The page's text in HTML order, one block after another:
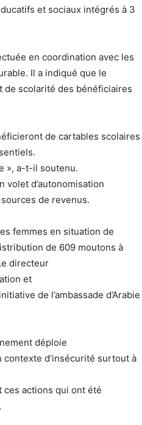
et sociaux intégrés à 3
en coordination avec les
Il a indiqué que le
de scolarité des bénéficiaires
de cartables scolaires
», a-t-il soutenu.
volet d’autonomisation
de revenus.
femmes en situation de
de 609 moutons à
directeur
et
de l’ambassade d’Arabie
déploie
d’insécurité surtout à
ces actions qui ont été